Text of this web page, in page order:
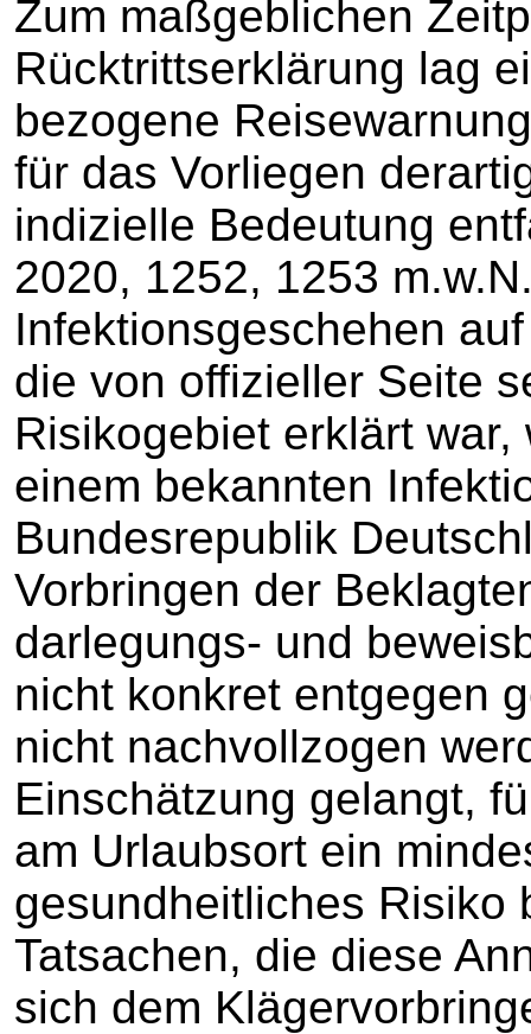
Zum maßgeblichen
Rücktrittserklärung lag
bezogene
für das Vorliegen
indizielle Bedeutung
2020, 1252, 1253
Infektionsgeschehen
die von offizieller Seite
Risikogebiet erklärt
einem bekannten
Bundesrepublik
Vorbringen der
darlegungs- und
nicht konkret entgegen
nicht nachvollzogen
Einschätzung gelangt,
am Urlaubsort ein
gesundheitliches Risiko
Tatsachen, die diese
sich dem